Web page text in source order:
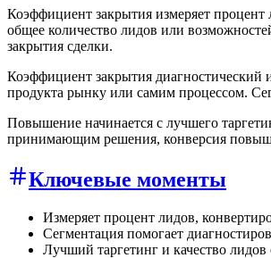
Коэффициент закрытия измеряет
общее количество лидов или
закрытия сделки.
Коэффициент закрытия диагностический
продукта рынку или самим процессом.
Повышение начинается с лучшего
принимающим решения, конверсия
Ключевые моменты
Измеряет процент лидов,
Сегментация помогает
Лучший таргетинг и качество